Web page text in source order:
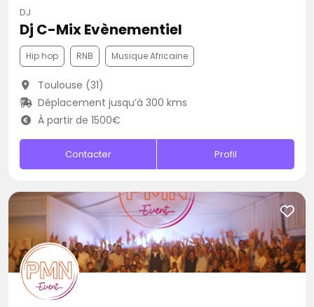
DJ
Dj C-Mix Evènementiel
Hip hop RNB Musique Africaine
Toulouse (31)
Déplacement jusqu’à 300 kms
À partir de 1500€
Contacter Profil